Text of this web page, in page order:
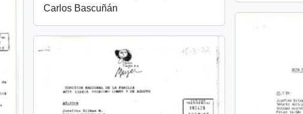
Carlos Bascuñán